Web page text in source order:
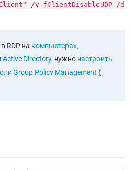
/v fClientDisableUDP /d
RDP на компьютерах,
Directory, нужно настроить
Group Policy Management (